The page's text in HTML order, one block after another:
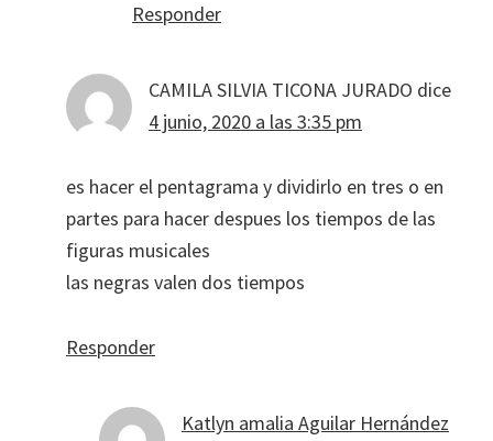
Responder
CAMILA SILVIA TICONA JURADO dice
4 junio, 2020 a las 3:35 pm
es hacer el pentagrama y dividirlo en tres o en
partes para hacer despues los tiempos de las
figuras musicales
las negras valen dos tiempos
Responder
Katlyn amalia Aguilar Hernández